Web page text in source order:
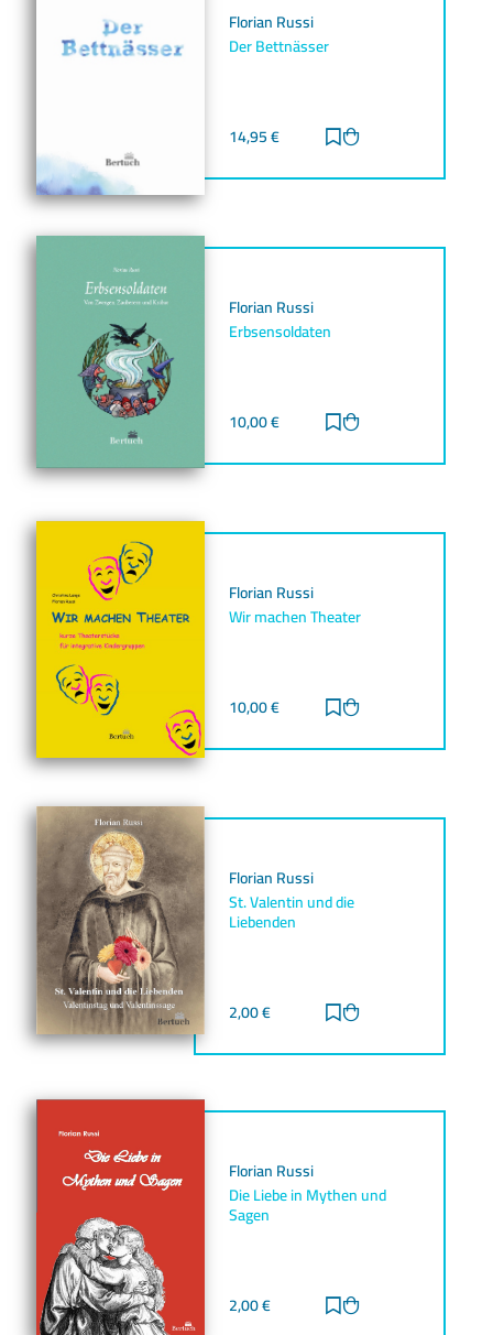
Florian Russi
Der Bettnässer
14,95€ Zur Merkliste
Florian Russi
Erbsensoldaten
10,00€ Zur Merkliste
Florian Russi
Wir machen Theater
10,00€ Zur Merkliste
Florian Russi
St. Valentin und die
Liebenden
2,00€ Zur Merkliste
Florian Russi
Die Liebe in Mythen und
Sagen
2,00€ Zur Merkliste